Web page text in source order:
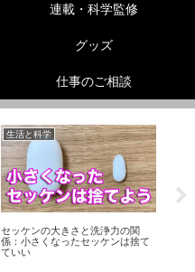
連載・科学監修
グッズ
仕事のご相談
生活と科学
セッケンの大きさと洗浄力の関
係：小さくなったセッケンは捨て
ていい